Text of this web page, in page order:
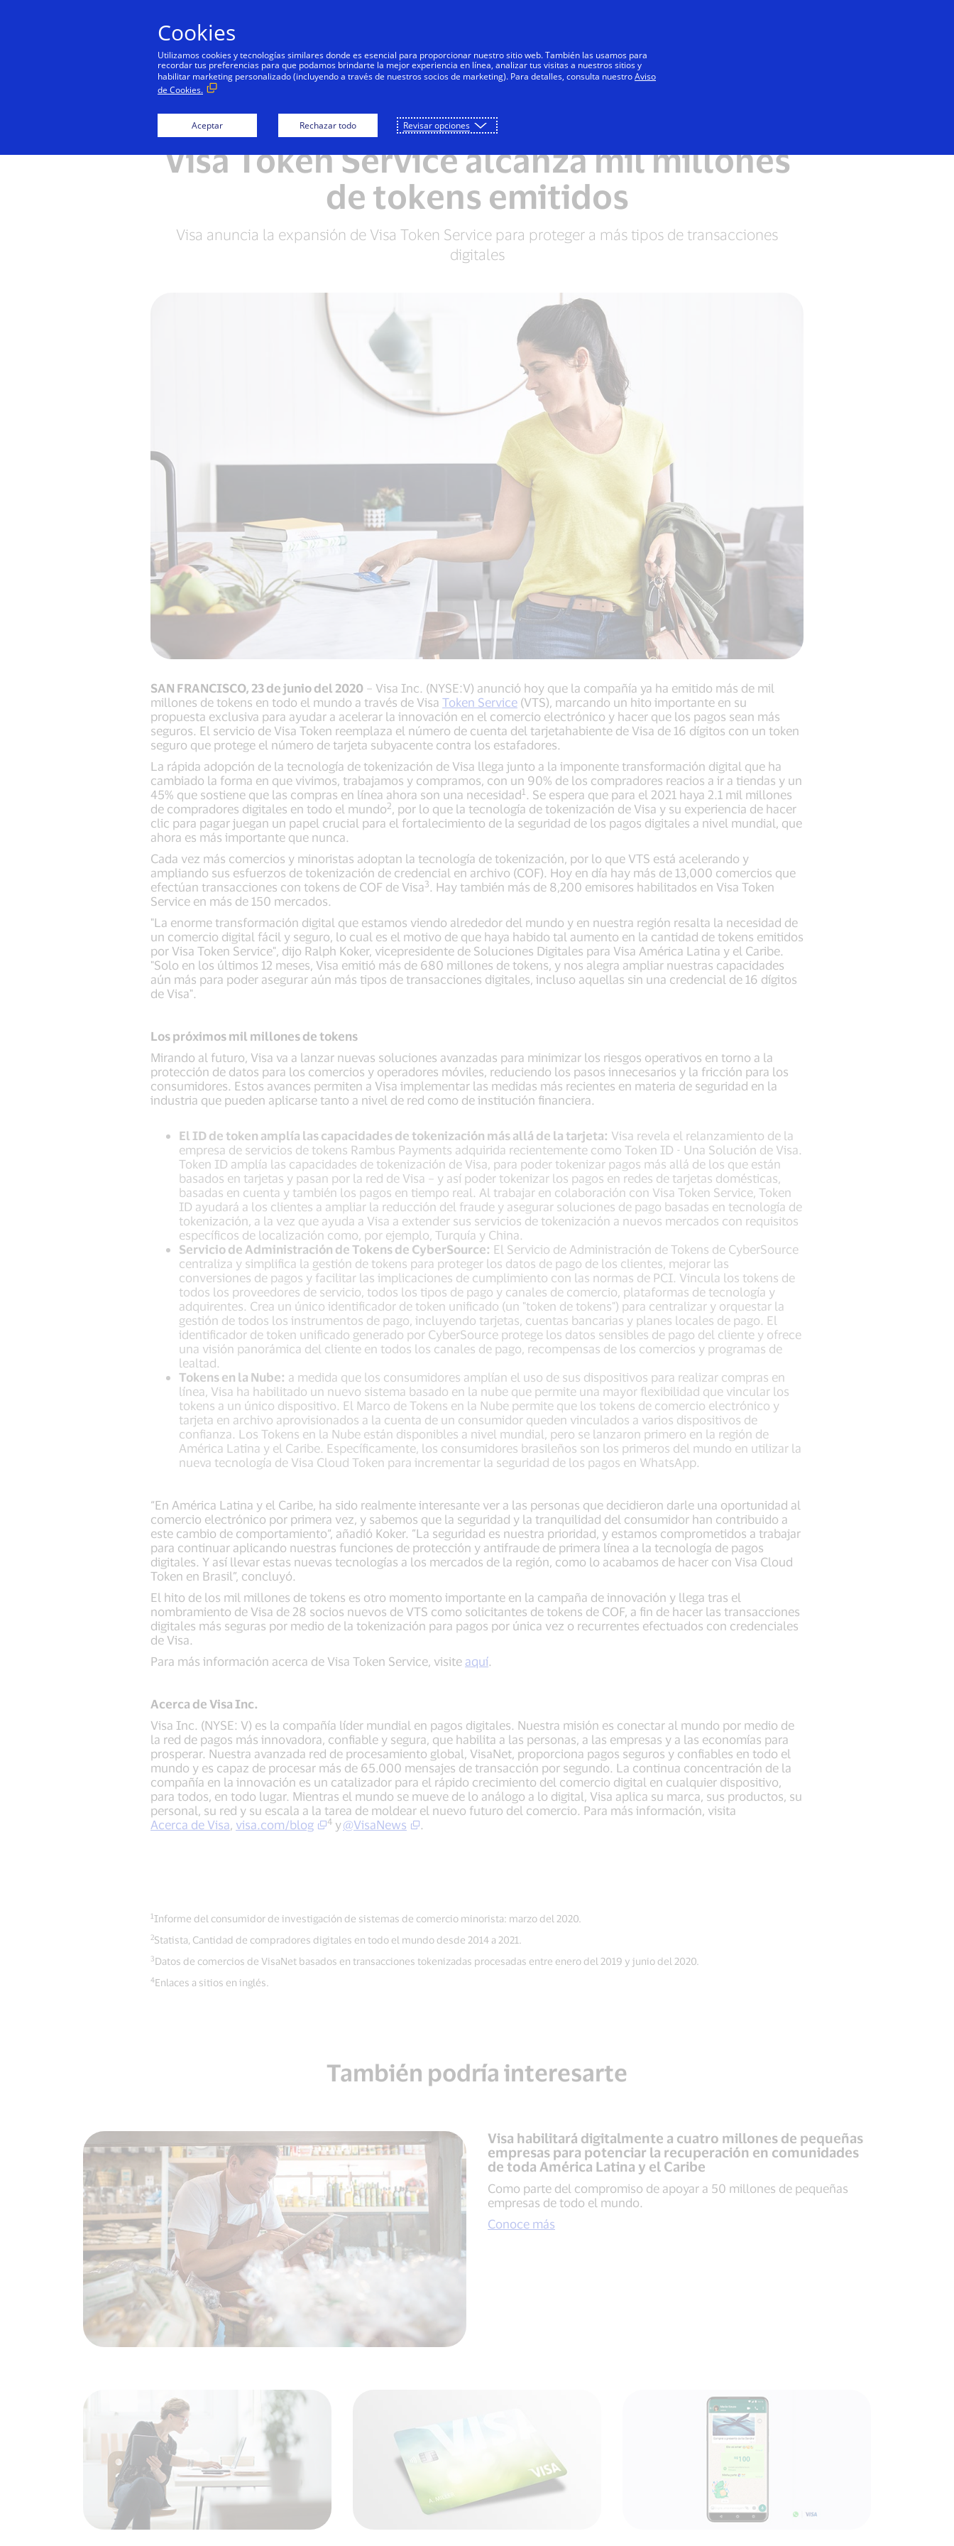
Personas Negocios Innovadores Todos
NOTAS DE PRENSA
Visa Token Service alcanza mil millones
de tokens emitidos
Visa anuncia la expansión de Visa Token Service para proteger a más tipos de transacciones
digitales
SAN FRANCISCO, 23 de junio del 2020 – Visa Inc. (NYSE:V) anunció hoy que la compañía ya ha emitido más de mil
millones de tokens en todo el mundo a través de Visa Token Service (VTS), marcando un hito importante en su
propuesta exclusiva para ayudar a acelerar la innovación en el comercio electrónico y hacer que los pagos sean más
seguros. El servicio de Visa Token reemplaza el número de cuenta del tarjetahabiente de Visa de 16 dígitos con un token
seguro que protege el número de tarjeta subyacente contra los estafadores.
La rápida adopción de la tecnología de tokenización de Visa llega junto a la imponente transformación digital que ha
cambiado la forma en que vivimos, trabajamos y compramos, con un 90% de los compradores reacios a ir a tiendas y un
45% que sostiene que las compras en línea ahora son una necesidad1 . Se espera que para el 2021 haya 2.1 mil millones
de compradores digitales en todo el mundo2 , por lo que la tecnología de tokenización de Visa y su experiencia de hacer
clic para pagar juegan un papel crucial para el fortalecimiento de la seguridad de los pagos digitales a nivel mundial, que
ahora es más importante que nunca.
Cada vez más comercios y minoristas adoptan la tecnología de tokenización, por lo que VTS está acelerando y
ampliando sus esfuerzos de tokenización de credencial en archivo (COF). Hoy en día hay más de 13,000 comercios que
efectúan transacciones con tokens de COF de Visa3 . Hay también más de 8,200 emisores habilitados en Visa Token
Service en más de 150 mercados.
"La enorme transformación digital que estamos viendo alrededor del mundo y en nuestra región resalta la necesidad de
un comercio digital fácil y seguro, lo cual es el motivo de que haya habido tal aumento en la cantidad de tokens emitidos
por Visa Token Service", dijo Ralph Koker, vicepresidente de Soluciones Digitales para Visa América Latina y el Caribe.
"Solo en los últimos 12 meses, Visa emitió más de 680 millones de tokens, y nos alegra ampliar nuestras capacidades
aún más para poder asegurar aún más tipos de transacciones digitales, incluso aquellas sin una credencial de 16 dígitos
de Visa".
Los próximos mil millones de tokens
Mirando al futuro, Visa va a lanzar nuevas soluciones avanzadas para minimizar los riesgos operativos en torno a la
protección de datos para los comercios y operadores móviles, reduciendo los pasos innecesarios y la fricción para los
consumidores. Estos avances permiten a Visa implementar las medidas más recientes en materia de seguridad en la
industria que pueden aplicarse tanto a nivel de red como de institución financiera.
El ID de token amplía las capacidades de tokenización más allá de la tarjeta: Visa revela el relanzamiento de la
empresa de servicios de tokens Rambus Payments adquirida recientemente como Token ID - Una Solución de Visa.
Token ID amplía las capacidades de tokenización de Visa, para poder tokenizar pagos más allá de los que están
basados en tarjetas y pasan por la red de Visa – y así poder tokenizar los pagos en redes de tarjetas domésticas,
basadas en cuenta y también los pagos en tiempo real. Al trabajar en colaboración con Visa Token Service, Token
ID ayudará a los clientes a ampliar la reducción del fraude y asegurar soluciones de pago basadas en tecnología de
tokenización, a la vez que ayuda a Visa a extender sus servicios de tokenización a nuevos mercados con requisitos
específicos de localización como, por ejemplo, Turquía y China.
Servicio de Administración de Tokens de CyberSource: El Servicio de Administración de Tokens de CyberSource
centraliza y simplifica la gestión de tokens para proteger los datos de pago de los clientes, mejorar las
conversiones de pagos y facilitar las implicaciones de cumplimiento con las normas de PCI. Vincula los tokens de
todos los proveedores de servicio, todos los tipos de pago y canales de comercio, plataformas de tecnología y
adquirentes. Crea un único identificador de token unificado (un "token de tokens") para centralizar y orquestar la
gestión de todos los instrumentos de pago, incluyendo tarjetas, cuentas bancarias y planes locales de pago. El
identificador de token unificado generado por CyberSource protege los datos sensibles de pago del cliente y ofrece
una visión panorámica del cliente en todos los canales de pago, recompensas de los comercios y programas de
lealtad.
Tokens en la Nube: a medida que los consumidores amplían el uso de sus dispositivos para realizar compras en
línea, Visa ha habilitado un nuevo sistema basado en la nube que permite una mayor flexibilidad que vincular los
tokens a un único dispositivo. El Marco de Tokens en la Nube permite que los tokens de comercio electrónico y
tarjeta en archivo aprovisionados a la cuenta de un consumidor queden vinculados a varios dispositivos de
confianza. Los Tokens en la Nube están disponibles a nivel mundial, pero se lanzaron primero en la región de
América Latina y el Caribe. Específicamente, los consumidores brasileños son los primeros del mundo en utilizar la
nueva tecnología de Visa Cloud Token para incrementar la seguridad de los pagos en WhatsApp.
“En América Latina y el Caribe, ha sido realmente interesante ver a las personas que decidieron darle una oportunidad al
comercio electrónico por primera vez, y sabemos que la seguridad y la tranquilidad del consumidor han contribuido a
este cambio de comportamiento“, añadió Koker. ”La seguridad es nuestra prioridad, y estamos comprometidos a trabajar
para continuar aplicando nuestras funciones de protección y antifraude de primera línea a la tecnología de pagos
digitales. Y así llevar estas nuevas tecnologías a los mercados de la región, como lo acabamos de hacer con Visa Cloud
Token en Brasil”, concluyó.
El hito de los mil millones de tokens es otro momento importante en la campaña de innovación y llega tras el
nombramiento de Visa de 28 socios nuevos de VTS como solicitantes de tokens de COF, a fin de hacer las transacciones
digitales más seguras por medio de la tokenización para pagos por única vez o recurrentes efectuados con credenciales
de Visa.
Para más información acerca de Visa Token Service, visite aquí.
Acerca de Visa Inc.
Visa Inc. (NYSE: V) es la compañía líder mundial en pagos digitales. Nuestra misión es conectar al mundo por medio de
la red de pagos más innovadora, confiable y segura, que habilita a las personas, a las empresas y a las economías para
prosperar. Nuestra avanzada red de procesamiento global, VisaNet, proporciona pagos seguros y confiables en todo el
mundo y es capaz de procesar más de 65.000 mensajes de transacción por segundo. La continua concentración de la
compañía en la innovación es un catalizador para el rápido crecimiento del comercio digital en cualquier dispositivo,
para todos, en todo lugar. Mientras el mundo se mueve de lo análogo a lo digital, Visa aplica su marca, sus productos, su
personal, su red y su escala a la tarea de moldear el nuevo futuro del comercio. Para más información, visita
Acerca de Visa, visa.com/blog 4 y@VisaNews .
1Informe del consumidor de investigación de sistemas de comercio minorista: marzo del 2020.
2Statista, Cantidad de compradores digitales en todo el mundo desde 2014 a 2021.
3Datos de comercios de VisaNet basados en transacciones tokenizadas procesadas entre enero del 2019 y junio del 2020.
4Enlaces a sitios en inglés.
También podría interesarte
Visa habilitará digitalmente a cuatro millones de pequeñas
empresas para potenciar la recuperación en comunidades
de toda América Latina y el Caribe
Como parte del compromiso de apoyar a 50 millones de pequeñas
empresas de todo el mundo.
Conoce más
Cookies
Utilizamos cookies y tecnologías similares donde es esencial para proporcionar nuestro sitio web. También las usamos para
recordar tus preferencias para que podamos brindarte la mejor experiencia en línea, analizar tus visitas a nuestros sitios y
habilitar marketing personalizado (incluyendo a través de nuestros socios de marketing). Para detalles, consulta nuestroAviso
de Cookies.
Aceptar Rechazar todo Revisar opciones